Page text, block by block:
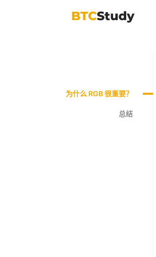
为什么 RGB 很重要？
总结